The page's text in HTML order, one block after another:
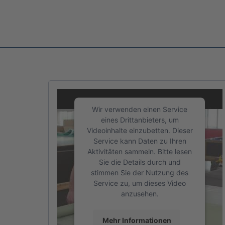
Wir verwenden einen Service
eines Drittanbieters, um
Videoinhalte einzubetten. Dieser
Service kann Daten zu Ihren
Aktivitäten sammeln. Bitte lesen
Sie die Details durch und
stimmen Sie der Nutzung des
Service zu, um dieses Video
anzusehen.
Mehr Informationen
Golle Zelte & Planen GmbH
Technische/r Konfektionär/-in